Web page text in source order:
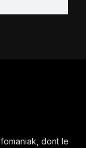
dont le